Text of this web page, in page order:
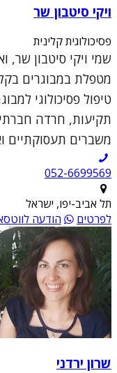
ויקי סיטבון שר
פסיכולוגית קלינית
שמי ויקי סיטבון שר,
מטפלת במבוגרים
טיפול פסיכולוגי
תקיעות, חרדה
משברים תעסוקתיים
052-6699569
תל אביב-יפו, ישראל
לפרטים
הודעה
שרון ירדני